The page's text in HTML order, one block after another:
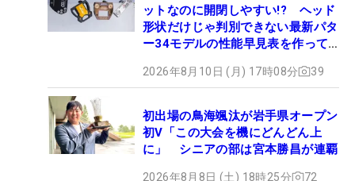
ットなのに開閉しやすい!? ヘッド
形状だけじゃ判別できない最新パタ
ー34モデルの性能早見表を作って
2026年8月10日 (月) 17時08分 39
初出場の鳥海颯汰が岩手県オープン
初V「この大会を機にどんどん上
に」 シニアの部は宮本勝昌が連覇
2026年8月8日 (土) 18時25分 72